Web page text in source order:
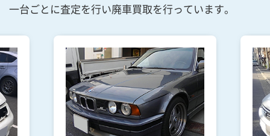
一台ごとに査定を行い廃車買取を行っています。